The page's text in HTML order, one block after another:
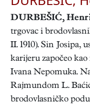
DURBEŠIĆ,
trgovac i
II. 1910). Sin Josipa,
karijeru započeo
Ivana Nepomuka.
Rajmundom L.
brodovlasničko